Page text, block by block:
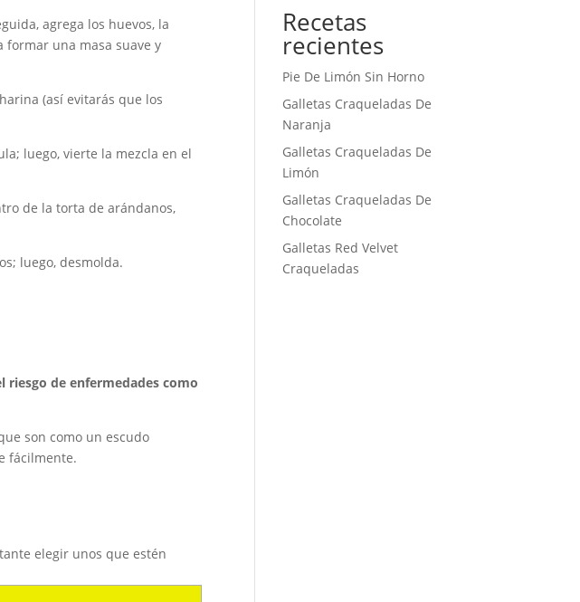
agrega los huevos, la
una masa suave y
(así evitarás que los
luego, vierte la mezcla en el
de la torta de arándanos,
luego, desmolda.
riesgo de enfermedades como
son como un escudo
fácilmente.
elegir unos que estén
Recetas
recientes
Pie De Limón Sin Horno
Galletas Craqueladas De
Naranja
Galletas Craqueladas De
Limón
Galletas Craqueladas De
Chocolate
Galletas Red Velvet
Craqueladas